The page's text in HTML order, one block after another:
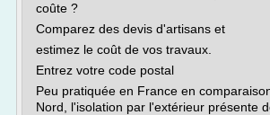
coûte ?
Comparez des devis d'artisans et
estimez le coût de vos travaux.
Entrez votre code postal
Peu pratiquée en France en
Nord, l'isolation par l'extérieur présente